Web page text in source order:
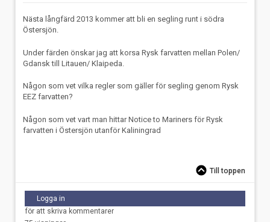
Nästa långfärd 2013 kommer att bli en segling runt i södra
Östersjön.
Under färden önskar jag att korsa Rysk farvatten mellan Polen/
Gdansk till Litauen/ Klaipeda.
Någon som vet vilka regler som gäller för segling genom Rysk
EEZ farvatten?
Någon som vet vart man hittar Notice to Mariners för Rysk
farvatten i Östersjön utanför Kaliningrad
Till toppen
Logga in
för att skriva kommentarer